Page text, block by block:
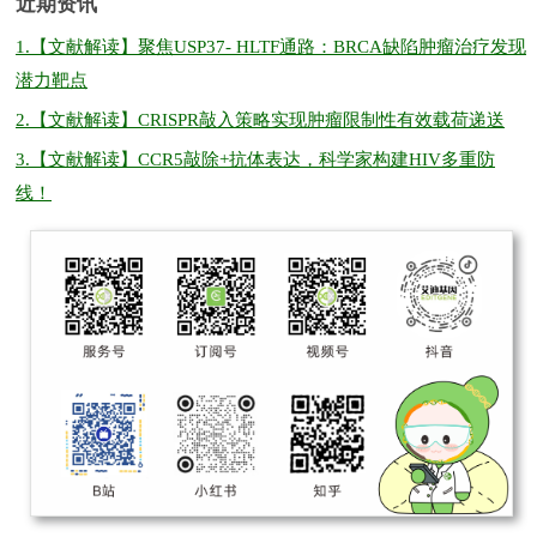
1. 【文献解读】聚焦USP37- HLTF通路：BRCA缺陷肿瘤治疗发现
潜力靶点
2. 【文献解读】CRISPR敲入策略实现肿瘤限制性有效载荷递送
3. 【文献解读】CCR5敲除+抗体表达，科学家构建HIV多重防
线！